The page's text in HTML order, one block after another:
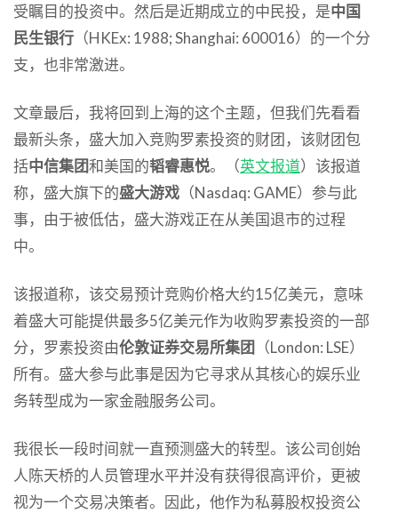
受瞩目的投资中。然后是近期成立的中民投，是中国
民生银行 （HKEx: 1988; Shanghai: 600016）的一个分
支，也非常激进。
文章最后，我将回到上海的这个主题，但我们先看看
最新头条，盛大加入竞购罗素投资的财团，该财团包
括中信集团和美国的韬睿惠悦。（英文报道）该报道
称，盛大旗下的盛大游戏 （Nasdaq: GAME）参与此
事，由于被低估，盛大游戏正在从美国退市的过程
中。
该报道称，该交易预计竞购价格大约15亿美元，意味
着盛大可能提供最多5亿美元作为收购罗素投资的一部
分，罗素投资由伦敦证券交易所集团 （London: LSE）
所有。盛大参与此事是因为它寻求从其核心的娱乐业
务转型成为一家金融服务公司。
我很长一段时间就一直预测盛大的转型。该公司创始
人陈天桥的人员管理水平并没有获得很高评价，更被
视为一个交易决策者。因此，他作为私募股权投资公